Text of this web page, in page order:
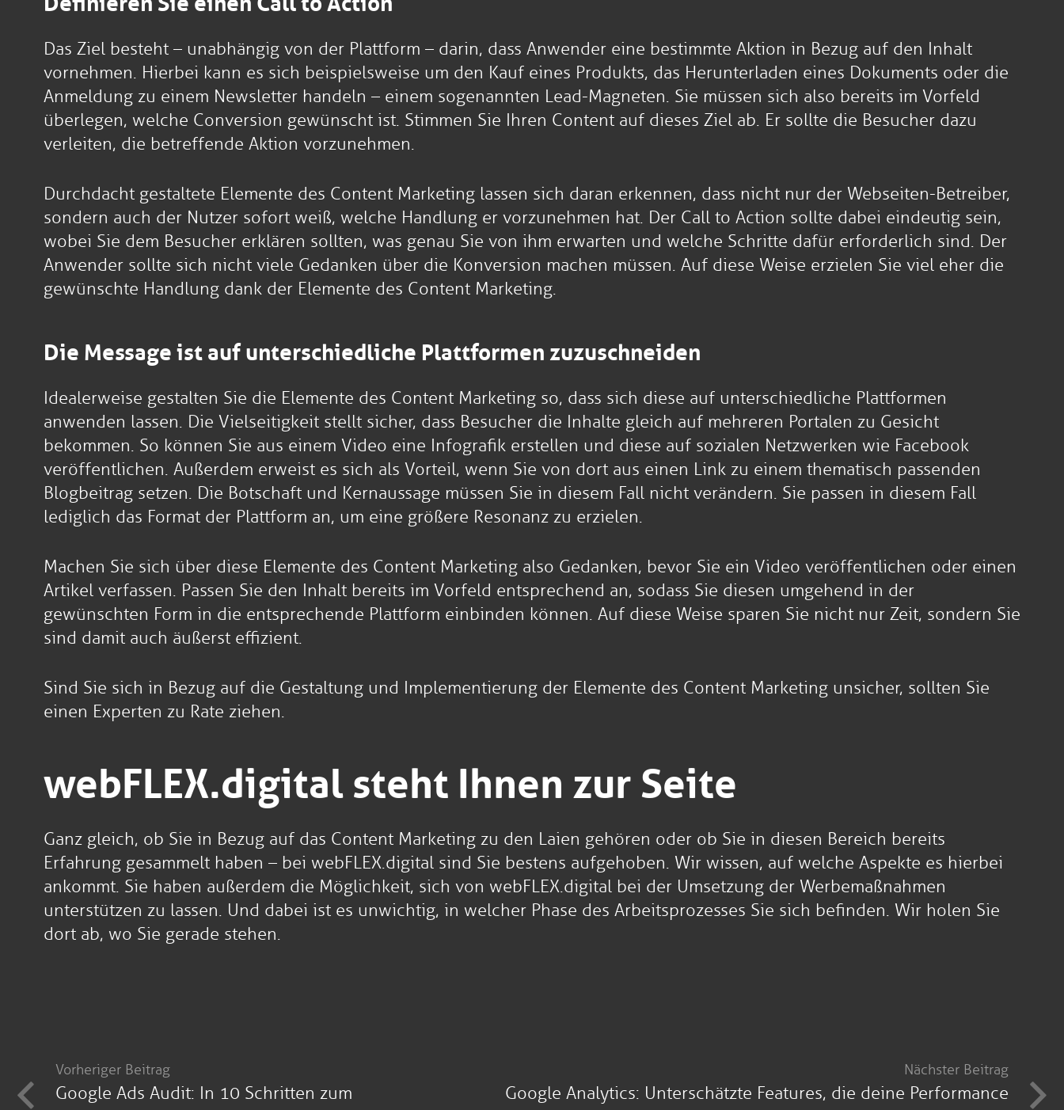
Das Ziel besteht – unabhängig von der Plattform – darin, dass Anwender eine bestimmte Aktion in Bezug auf den Inhalt
vornehmen. Hierbei kann es sich beispielsweise um den Kauf eines Produkts, das Herunterladen eines Dokuments oder die
Anmeldung zu einem Newsletter handeln – einem sogenannten Lead-Magneten. Sie müssen sich also bereits im Vorfeld
überlegen, welche Conversion gewünscht ist. Stimmen Sie Ihren Content auf dieses Ziel ab. Er sollte die Besucher dazu
verleiten, die betreffende Aktion vorzunehmen.
Durchdacht gestaltete Elemente des Content Marketing lassen sich daran erkennen, dass nicht nur der Webseiten-Betreiber,
sondern auch der Nutzer sofort weiß, welche Handlung er vorzunehmen hat. Der Call to Action sollte dabei eindeutig sein,
wobei Sie dem Besucher erklären sollten, was genau Sie von ihm erwarten und welche Schritte dafür erforderlich sind. Der
Anwender sollte sich nicht viele Gedanken über die Konversion machen müssen. Auf diese Weise erzielen Sie viel eher die
gewünschte Handlung dank der Elemente des Content Marketing.
Die Message ist auf unterschiedliche Plattformen zuzuschneiden
Idealerweise gestalten Sie die Elemente des Content Marketing so, dass sich diese auf unterschiedliche Plattformen
anwenden lassen. Die Vielseitigkeit stellt sicher, dass Besucher die Inhalte gleich auf mehreren Portalen zu Gesicht
bekommen. So können Sie aus einem Video eine Infografik erstellen und diese auf sozialen Netzwerken wie Facebook
veröffentlichen. Außerdem erweist es sich als Vorteil, wenn Sie von dort aus einen Link zu einem thematisch passenden
Blogbeitrag setzen. Die Botschaft und Kernaussage müssen Sie in diesem Fall nicht verändern. Sie passen in diesem Fall
lediglich das Format der Plattform an, um eine größere Resonanz zu erzielen.
Machen Sie sich über diese Elemente des Content Marketing also Gedanken, bevor Sie ein Video veröffentlichen oder einen
Artikel verfassen. Passen Sie den Inhalt bereits im Vorfeld entsprechend an, sodass Sie diesen umgehend in der
gewünschten Form in die entsprechende Plattform einbinden können. Auf diese Weise sparen Sie nicht nur Zeit, sondern Sie
sind damit auch äußerst effizient.
Sind Sie sich in Bezug auf die Gestaltung und Implementierung der Elemente des Content Marketing unsicher, sollten Sie
einen Experten zu Rate ziehen.
webFLEX.digital steht Ihnen zur Seite
Ganz gleich, ob Sie in Bezug auf das Content Marketing zu den Laien gehören oder ob Sie in diesen Bereich bereits
Erfahrung gesammelt haben – bei webFLEX.digital sind Sie bestens aufgehoben. Wir wissen, auf welche Aspekte es hierbei
ankommt. Sie haben außerdem die Möglichkeit, sich von webFLEX.digital bei der Umsetzung der Werbemaßnahmen
unterstützen zu lassen. Und dabei ist es unwichtig, in welcher Phase des Arbeitsprozesses Sie sich befinden. Wir holen Sie
dort ab, wo Sie gerade stehen.
Vorheriger Beitrag
Google Ads Audit: In 10 Schritten zum
Nächster Beitrag
Google Analytics: Unterschätzte Features, die deine Performance